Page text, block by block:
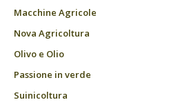
Macchine Agricole
Nova Agricoltura
Olivo e Olio
Passione in verde
Suinicoltura